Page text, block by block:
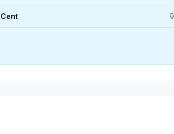
Cent 9